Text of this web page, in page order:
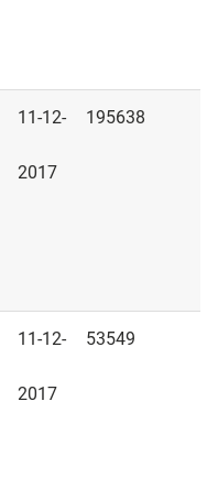
11-12-
2017
195638
11-12-
2017
53549